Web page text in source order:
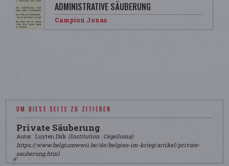
ADMINISTRATIVE SÄUBERUNG
Campion Jonas
UM DIESE SEITE ZU ZITIEREN
Private Säuberung
Autor : Luyten Dirk (Institution : CegeSoma)
https://www.belgiumwwii.be/de/belgien-im-krieg/artikel/private-
sauberung.html